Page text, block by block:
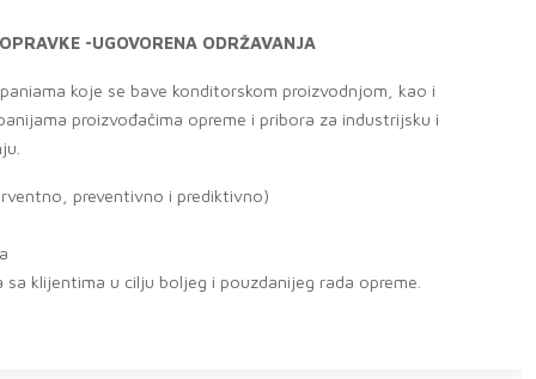
-UGOVORENA ODRŽAVANJA
koje se bave konditorskom proizvodnjom, kao i
proizvođačima opreme i pribora za industrijsku i
preventivno i prediktivno)
klijentima u cilju boljeg i pouzdanijeg rada opreme.